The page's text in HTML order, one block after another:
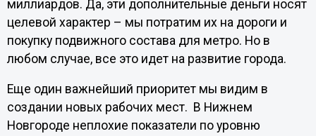
миллиардов. Да, эти дополнительные деньги носят
целевой характер – мы потратим их на дороги и
покупку подвижного состава для метро. Но в
любом случае, все это идет на развитие города.
Еще один важнейший приоритет мы видим в
создании новых рабочих мест. В Нижнем
Новгороде неплохие показатели по уровню